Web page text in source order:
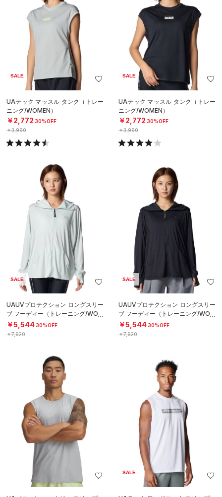
SALE
UAテック マッスル タンク（トレー
ニング/WOMEN）
￥2,772 30%OFF
￥3,960
SALE
UAテック マッスル タンク（トレー
ニング/WOMEN）
￥2,772 30%OFF
￥3,960
SALE
UAUVプロテクション ロングスリー
ブ フーディー（トレーニング/WOM
EN）
￥5,54430%OFF
￥7,920
SALE
UAUVプロテクション ロングスリー
ブ フーディー（トレーニング/WOM
EN）
￥5,54430%OFF
￥7,920
SALE